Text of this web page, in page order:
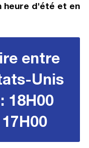
heure d'été et en
entre
Unis
18H00